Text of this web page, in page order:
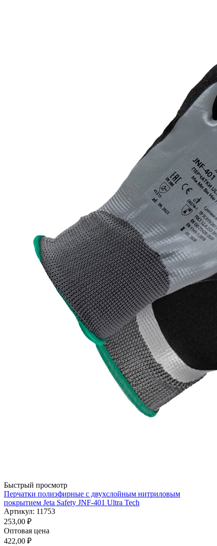
Быстрый просмотр
Перчатки полиэфирные с двухслойным нитриловым
покрытием Jeta Safety JNF-401 Ultra Tech
Артикул: 11753
253,00 ₽
Оптовая цена
422,00 ₽